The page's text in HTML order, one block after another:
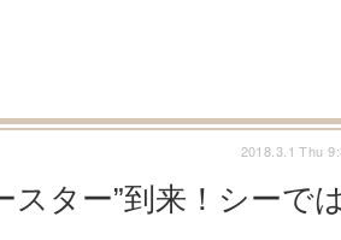
スター”到来！シーで
2018.3.1 Thu